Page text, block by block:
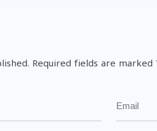
Required fields are marked